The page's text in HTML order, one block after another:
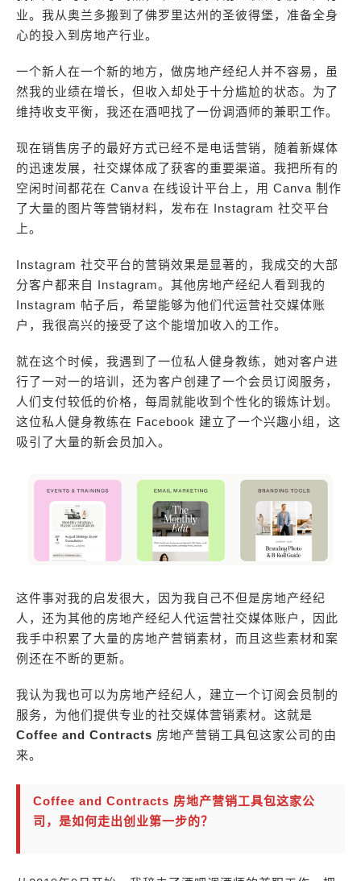
业。我从奥兰多搬到了佛罗里达州的圣彼得堡，准备全身
心的投入到房地产行业。
一个新人在一个新的地方，做房地产经纪人并不容易，虽
然我的业绩在增长，但收入却处于十分尴尬的状态。为了
维持收支平衡，我还在酒吧找了一份调酒师的兼职工作。
现在销售房子的最好方式已经不是电话营销，随着新媒体
的迅速发展，社交媒体成了获客的重要渠道。我把所有的
空闲时间都花在 Canva 在线设计平台上，用 Canva 制作
了大量的图片等营销材料，发布在 Instagram 社交平台
上。
Instagram 社交平台的营销效果是显著的，我成交的大部
分客户都来自 Instagram。其他房地产经纪人看到我的
Instagram 帖子后，希望能够为他们代运营社交媒体账
户，我很高兴的接受了这个能增加收入的工作。
就在这个时候，我遇到了一位私人健身教练，她对客户进
行了一对一的培训，还为客户创建了一个会员订阅服务，
人们支付较低的价格，每周就能收到个性化的锻炼计划。
这位私人健身教练在 Facebook 建立了一个兴趣小组，这
吸引了大量的新会员加入。
这件事对我的启发很大，因为我自己不但是房地产经纪
人，还为其他的房地产经纪人代运营社交媒体账户，因此
我手中积累了大量的房地产营销素材，而且这些素材和案
例还在不断的更新。
我认为我也可以为房地产经纪人，建立一个订阅会员制的
服务，为他们提供专业的社交媒体营销素材。这就是
Coffee and Contracts 房地产营销工具包这家公司的由
来。
Coffee and Contracts 房地产营销工具包这家公
司，是如何走出创业第一步的？